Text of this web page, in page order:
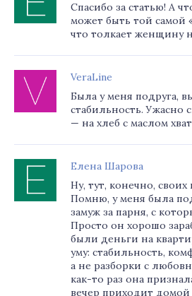
Спасибо за статью! А
может быть той самой
что толкает женщину
VeraLine
Была у меня подруга,
стабильность. Ужасно
— на хлеб с маслом
Елена Шарова
Ну, тут, конечно, своих
Помню, у меня была
замуж за парня, с
Просто он хорошо
были деньги на
уму: стабильность,
а не разборки с
как-то раз она
вечер приходит домой